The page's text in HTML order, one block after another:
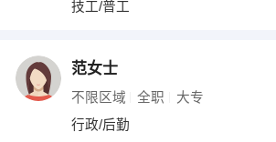
技工/普工
范女士
不限区域 全职 大专
行政/后勤